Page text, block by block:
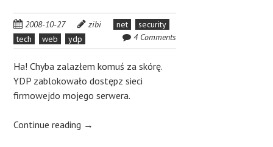
2008-10-27 zibi net
security
tech
web ydp 4 Comments
Ha! Chyba zalazłem komuś za skórę.
YDP zablokowało dostępz sieci
firmowejdo mojego serwera.
Continue reading →